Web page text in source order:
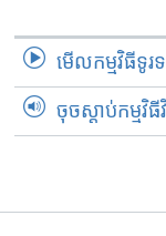
មើល​កម្មវិធី​ទូរ
ចុចស្តាប់កម្មវិធី